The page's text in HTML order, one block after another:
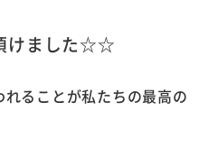
けました☆☆
ることが私たちの最高の